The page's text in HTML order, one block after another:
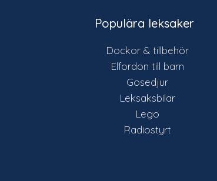
Populära leksaker
Dockor & tillbehör
Elfordon till barn
Gosedjur
Leksaksbilar
Lego
Radiostyrt